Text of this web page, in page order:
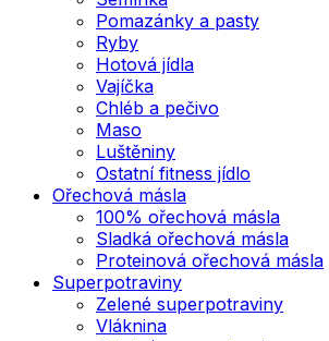
Pomazánky a pasty
Ryby
Hotová jídla
Vajíčka
Chléb a pečivo
Maso
Luštěniny
Ostatní fitness jídlo
Ořechová másla
100% ořechová másla
Sladká ořechová másla
Proteinová ořechová másla
Superpotraviny
Zelené superpotraviny
Vláknina